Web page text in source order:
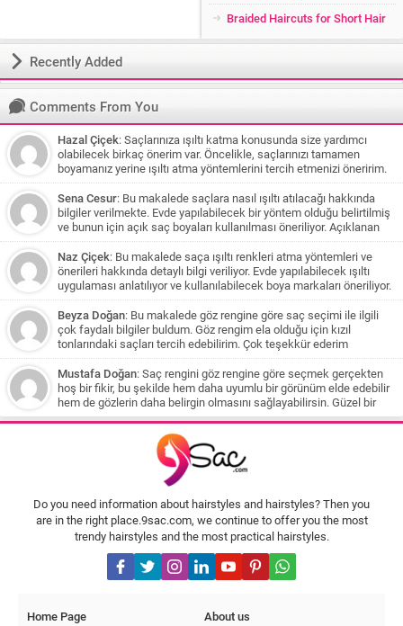
Braided Haircuts for Short Hair
Recently Added
Comments From You
Hazal Çiçek: Saçlarınıza ışıltı katma konusunda size yardımcı
olabilecek birkaç önerim var. Öncelikle, saçlarınızı tamamen
boyamanız yerine ışıltı atma yöntemlerini tercih etmenizi öneririm.
Bu şekilde saçlarınıza daha az zarar verirsiniz ve doğal bir görünüm
elde edersiniz. Eğer saç renginiz koyu kahve veya siyaha yakınsa,
karamel tonlarından oluşan bir ışıltı size çok yakışabilir. Bu renkler,
saçlarınızı yumuşatarak doğal bir parıltı sağlar. Beyaz tenliyseniz,
koyu karamel tonları size daha uygun olabilir. Çikolata ve kahve
tonlarında ışıltı katmak isterseniz, saçınızın belirli bölümlerine ince
tutamlar halinde bal köpüğü tonlarında boya uygulayabilirsiniz. Bu
şekilde saçlarınıza hareket ve canlılık katabilirsiniz. Siyah saç
rengine sahipseniz ve teniniz esmer ise biraz cesur bir seçim
yapabilirsiniz. Jennifer Lopez'in saç rengini örnek alarak, bronz,
kumral, karamel veya bal köpüğü tonlarından oluşan bir ışıltı
deneyebilirsiniz. Ancak, uzun süredir siyah boyadan sonra bu
renklere geçmek için saçlarınızın aşamalı olarak açılması
gerekecek ve bu işlem saçlarınıza zarar verebilir. Bu nedenle, bir
kuaföre danışmanız ve profesyonel yardım almanız önemlidir.
Sonbahar ve kış aylarında daha sıcak renkler tercih etmenizi
öneririm. Küllü tonlar yerine daha sıcak ve doğal renklere yönelmek
saçlarınıza daha doğal bir görünüm sağlayacaktır. Bu öneriler
ışığında, saçlarınıza uygun olan ışıltı renklerini bulabilir ve
saçlarınıza yeni bir canlılık katabilirsiniz. Unutmayın, saçlarınıza
ışıltı katarken doğal görünümü korumak önemlidir ve bu işlemi
profesyonel bir kuaförden yardım alarak gerçekleştirmeniz daha
uygun olacaktır.
Sena Cesur: Bu makalede saçlara nasıl ışıltı atılacağı hakkında
bilgiler verilmekte. Evde yapılabilecek bir yöntem olduğu belirtilmiş
ve bunun için açık saç boyaları kullanılması öneriliyor. Açıklanan
yöntem balyaj yapılması ve saçlara uygun boya uygulanması
üzerine olduğu için siyah saçları olan biri için uygun olmayabilir.
Ancak önerilen diğer renkler ve yöntemlerle daha açık tonlar elde
edilebilir. Ayrıca, saçlarınızın uzun süre boyalı olduğu ve kuaför
işlemlerinden geçmesi gerekebileceği belirtiliyor.
Naz Çiçek: Bu makalede saça ışıltı renkleri atma yöntemleri ve
önerileri hakkında detaylı bilgi veriliyor. Evde yapılabilecek ışıltı
uygulaması anlatılıyor ve kullanılabilecek boya markaları öneriliyor.
Ayrıca okuyucuların soruları da cevaplandırılmış ve çeşitli renk
önerileri yapılmış. Özellikle beyaz tenli kişilere koyu karamel tonları
öneriliyor. Saçların sağlığına dikkat çekilse de yapılan her işlem
saça zarar verebileceği belirtiliyor. Son olarak, siyah boyalı
saçlardan açıklık elde etmek için aşamalı olarak açma işlemi
yapılması gerektiği ve kahve tonlarıyla başlanması öneriliyor.
Beyza Doğan: Bu makalede göz rengine göre saç seçimi ile ilgili
çok faydalı bilgiler buldum. Göz rengim ela olduğu için kızıl
tonlarındaki saçları tercih edebilirim. Çok teşekkür ederim
Mustafa Doğan: Saç rengini göz rengine göre seçmek gerçekten
hoş bir fikir, bu şekilde hem daha uyumlu bir görünüm elde edebilir
hem de gözlerin daha belirgin olmasını sağlayabilirsin. Güzel bir
rehber olmuş, teşekkürler
Do you need information about hairstyles and hairstyles? Then you
are in the right place.9sac.com, we continue to offer you the most
trendy hairstyles and the most practical hairstyles.
Home Page
About us